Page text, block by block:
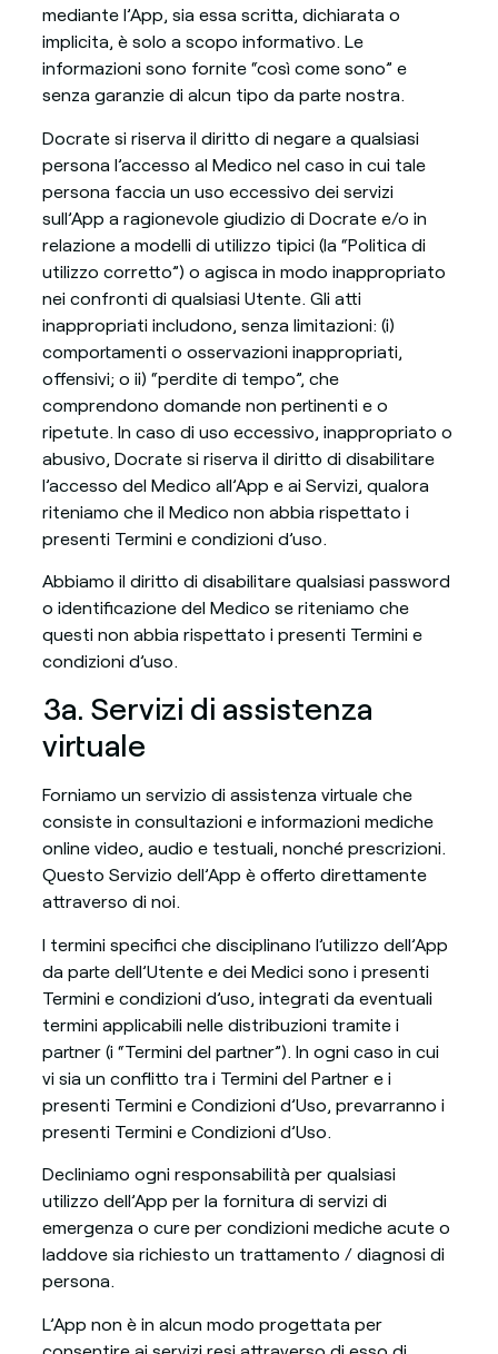
mediante l’App, sia essa scritta, dichiarata o
implicita, è solo a scopo informativo. Le
informazioni sono fornite “così come sono” e
senza garanzie di alcun tipo da parte nostra.
Docrate si riserva il diritto di negare a qualsiasi
persona l’accesso al Medico nel caso in cui tale
persona faccia un uso eccessivo dei servizi
sull’App a ragionevole giudizio di Docrate e/o in
relazione a modelli di utilizzo tipici (la “Politica di
utilizzo corretto”) o agisca in modo inappropriato
nei confronti di qualsiasi Utente. Gli atti
inappropriati includono, senza limitazioni: (i)
comportamenti o osservazioni inappropriati,
offensivi; o ii) “perdite di tempo”, che
comprendono domande non pertinenti e o
ripetute. In caso di uso eccessivo, inappropriato o
abusivo, Docrate si riserva il diritto di disabilitare
l’accesso del Medico all’App e ai Servizi, qualora
riteniamo che il Medico non abbia rispettato i
presenti Termini e condizioni d’uso.
Abbiamo il diritto di disabilitare qualsiasi password
o identificazione del Medico se riteniamo che
questi non abbia rispettato i presenti Termini e
condizioni d’uso.
3a. Servizi di assistenza
virtuale
Forniamo un servizio di assistenza virtuale che
consiste in consultazioni e informazioni mediche
online video, audio e testuali, nonché prescrizioni.
Questo Servizio dell’App è offerto direttamente
attraverso di noi.
I termini specifici che disciplinano l’utilizzo dell’App
da parte dell’Utente e dei Medici sono i presenti
Termini e condizioni d’uso, integrati da eventuali
termini applicabili nelle distribuzioni tramite i
partner (i “Termini del partner”). In ogni caso in cui
vi sia un conflitto tra i Termini del Partner e i
presenti Termini e Condizioni d’Uso, prevarranno i
presenti Termini e Condizioni d’Uso.
Decliniamo ogni responsabilità per qualsiasi
utilizzo dell’App per la fornitura di servizi di
emergenza o cure per condizioni mediche acute o
laddove sia richiesto un trattamento / diagnosi di
persona.
L’App non è in alcun modo progettata per
consentire ai servizi resi attraverso di esso di